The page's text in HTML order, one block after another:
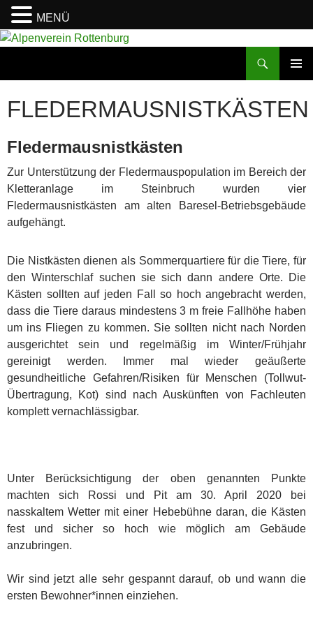
Zum
FLEDERMAUSNISTKÄSTEN
Fledermausnistkästen
Zur Unterstützung der Fledermauspopulation im Bereich der
Kletteranlage im Steinbruch wurden vier
Fledermausnistkästen am alten Baresel-Betriebsgebäude
aufgehängt.
Die Nistkästen dienen als Sommerquartiere für die Tiere, für
den Winterschlaf suchen sie sich dann andere Orte. Die
Kästen sollten auf jeden Fall so hoch angebracht werden,
dass die Tiere daraus mindestens 3 m freie Fallhöhe haben
um ins Fliegen zu kommen. Sie sollten nicht nach Norden
ausgerichtet sein und regelmäßig im Winter/Frühjahr
gereinigt werden. Immer mal wieder geäußerte
gesundheitliche Gefahren/Risiken für Menschen (Tollwut-
Übertragung, Kot) sind nach Auskünften von Fachleuten
komplett vernachlässigbar.
Unter Berücksichtigung der oben genannten Punkte
machten sich Rossi und Pit am 30. April 2020 bei
nasskaltem Wetter mit einer Hebebühne daran, die Kästen
fest und sicher so hoch wie möglich am Gebäude
anzubringen.
Wir sind jetzt alle sehr gespannt darauf, ob und wann die
ersten Bewohner*innen einziehen.
MENÜ